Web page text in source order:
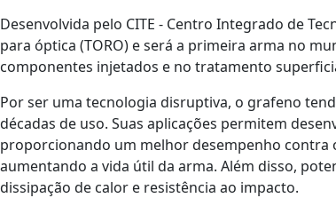
Desenvolvida pelo CITE - Centro Integrado de
para óptica (TORO) e será a primeira arma no
componentes injetados e no tratamento
Por ser uma tecnologia disruptiva, o grafeno
décadas de uso. Suas aplicações permitem
proporcionando um melhor desempenho contra
aumentando a vida útil da arma. Além disso,
dissipação de calor e resistência ao impacto.